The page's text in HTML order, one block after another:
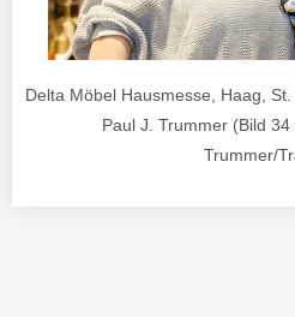
Delta Möbel Hausmesse, Haag,
Paul J. Trummer (Bild
Trummer/